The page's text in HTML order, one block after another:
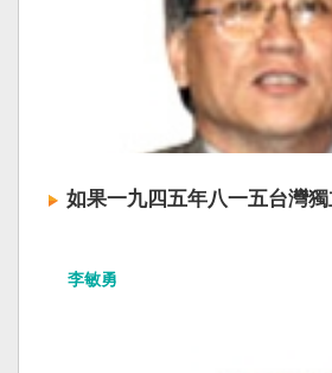
如果一九四五年八一五台灣獨
李敏勇